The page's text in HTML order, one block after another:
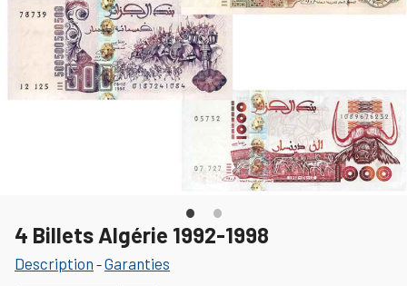
4 Billets Algérie 1992-1998
Description -Garanties